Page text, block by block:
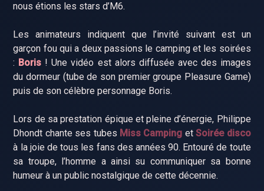
nous étions les stars d’M6.
Les animateurs indiquent que l’invité suivant est un
garçon fou qui a deux passions le camping et les soirées
: Boris ! Une vidéo est alors diffusée avec des images
du dormeur (tube de son premier groupe Pleasure Game)
puis de son célèbre personnage Boris.
Lors de sa prestation épique et pleine d’énergie, Philippe
Dhondt chante ses tubes Miss Camping etSoirée disco
à la joie de tous les fans des années 90. Entouré de toute
sa troupe, l’homme a ainsi su communiquer sa bonne
humeur à un public nostalgique de cette décennie.